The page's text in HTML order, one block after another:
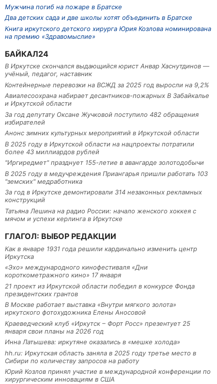
Мужчина погиб на пожаре в Братске
Два детских сада и две школы хотят объединить в Братске
Книга иркутского детского хирурга Юрия Козлова номинирована
на премию «Здравомыслие»
БАЙКАЛ24
В Иркутске скончался выдающийся юрист Анвар Хаснутдинов —
учёный, педагог, наставник
Контейнерные перевозки на ВСЖД за 2025 год выросли на 9,2%
Авиалесоохрана набирает десантников-пожарных В Забайкалье
и Иркутской области
За год депутату Оксане Жучковой поступило 482 обращения
избирателей
Анонс зимних культурных мероприятий в Иркутской области
В 2025 году в Иркутской области на нацпроекты потратили
более 43 миллиардов рублей
"Иргиредмет" празднует 155-летие в авангарде золотодобычи
В 2025 году в медучреждения Приангарья пришли работать 103
"земских" медработника
За год в Иркутске демонтировали 314 незаконных рекламных
конструкций
Татьяна Лешина на радио России: начало женского хоккея с
мячом и успехи керлинга в Иркутске
ГЛАГОЛ: ВЫБОР РЕДАКЦИИ
Как в январе 1931 года решили кардинально изменить центр
Иркутска
«Эхо» международного кинофестиваля «Дни
короткометражного кино» 17 января
21 проект из Иркутской области победил в конкурсе Фонда
президентских грантов
В Москве работает выставка «Внутри мягкого золота»
иркутского фотохудожника Елены Аносовой
Краеведческий клуб «Иркутск – Форт Росс» презентует 25
января свои планы на 2026 год
Инна Латышева: иркутяне оказались в «мешке холода»
hh.ru: Иркутская область заняла в 2025 году третье место в
Сибири по количеству запросов на работу
Юрий Козлов принял участие в международной конференции по
хирургическим инновациям в США